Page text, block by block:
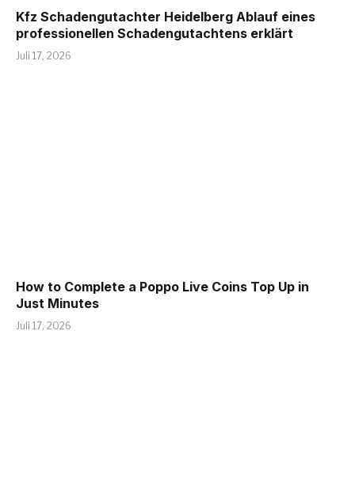
Kfz Schadengutachter Heidelberg Ablauf eines
professionellen Schadengutachtens erklärt
Juli 17, 2026
How to Complete a Poppo Live Coins Top Up in
Just Minutes
Juli 17, 2026